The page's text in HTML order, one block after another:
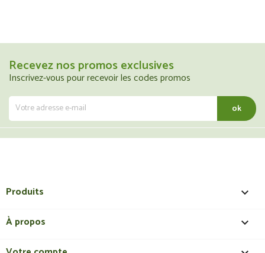
Recevez nos promos exclusives
Inscrivez-vous pour recevoir les codes promos
Produits 
À propos 